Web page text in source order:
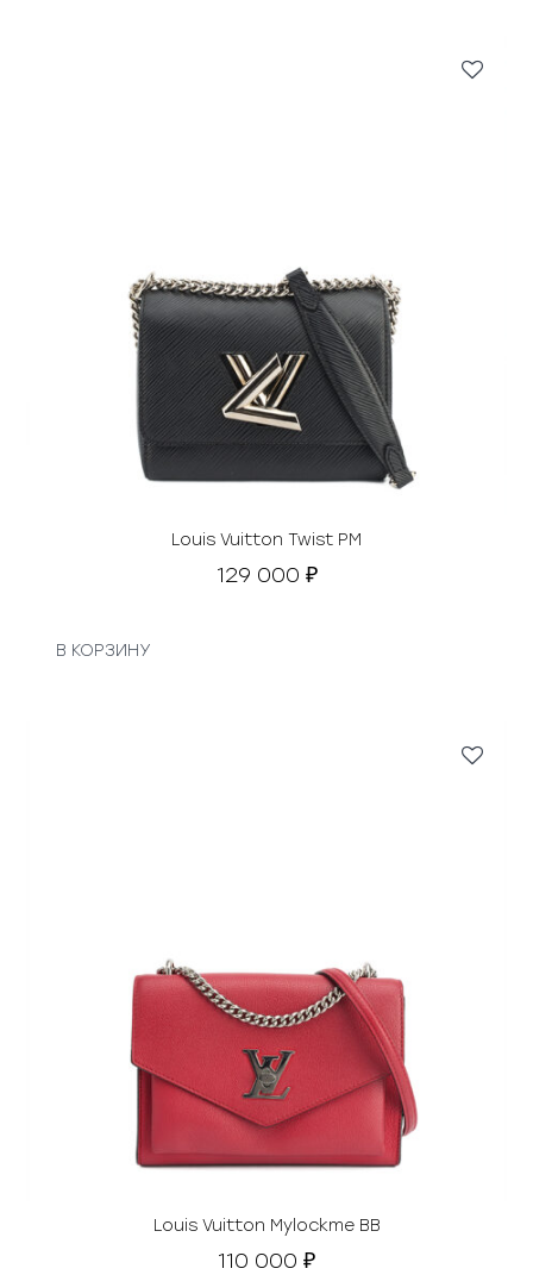
Louis Vuitton Twist PM
129 000 ₽
В КОРЗИНУ
Louis Vuitton Mylockme BB
110 000 ₽